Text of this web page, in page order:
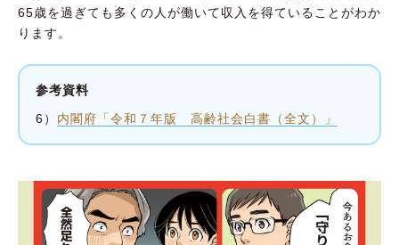
65歳を過ぎても多くの人が働いて収入を得ていることがわか
ります。
参考資料
6） 内閣府「令和７年版 高齢社会白書（全文）」